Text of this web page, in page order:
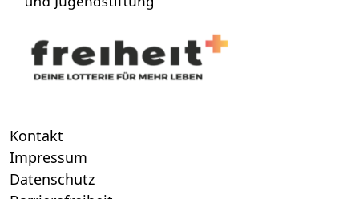
Kontakt
Impressum
Datenschutz